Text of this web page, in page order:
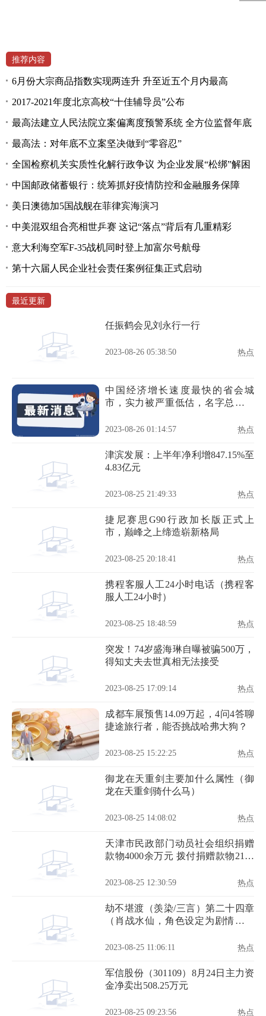
推荐内容
6月份大宗商品指数实现两连升 升至近五个月内最高
2017-2021年度北京高校“十佳辅导员”公布
最高法建立人民法院立案偏离度预警系统 全方位监督年底
最高法：对年底不立案坚决做到“零容忍”
全国检察机关实质性化解行政争议 为企业发展“松绑”解困
中国邮政储蓄银行：统筹抓好疫情防控和金融服务保障
美日澳德加5国战舰在菲律宾海演习
中美混双组合亮相世乒赛 这记“落点”背后有几重精彩
意大利海空军F-35战机同时登上加富尔号航母
第十六届人民企业社会责任案例征集正式启动
最近更新
任振鹤会见刘永行一行
2023-08-26 05:38:50 热点
中国经济增长速度最快的省会城
市，实力被严重低估，名字总被调
2023-08-26 01:14:57 热点
津滨发展：上半年净利增847.15%至
4.83亿元
2023-08-25 21:49:33 热点
捷尼赛思G90行政加长版正式上
市，巅峰之上缔造崭新格局
2023-08-25 20:18:41 热点
携程客服人工24小时电话（携程客
服人工24小时）
2023-08-25 18:48:59 热点
突发！74岁盛海琳自曝被骗500万，
得知丈夫去世真相无法接受
2023-08-25 17:09:14 热点
成都车展预售14.09万起，4问4答聊
捷途旅行者，能否挑战哈弗大狗？
2023-08-25 15:22:25 热点
御龙在天重剑主要加什么属性（御
龙在天重剑骑什么马）
2023-08-25 14:08:02 热点
天津市民政部门动员社会组织捐赠
款物4000余万元 拨付捐赠款物2100
2023-08-25 12:30:59 热点
劫不堪渡（羡染/三言）第二十四章
（肖战水仙，角色设定为剧情，勿
2023-08-25 11:06:11 热点
军信股份（301109）8月24日主力资
金净卖出508.25万元
2023-08-25 09:23:56 热点